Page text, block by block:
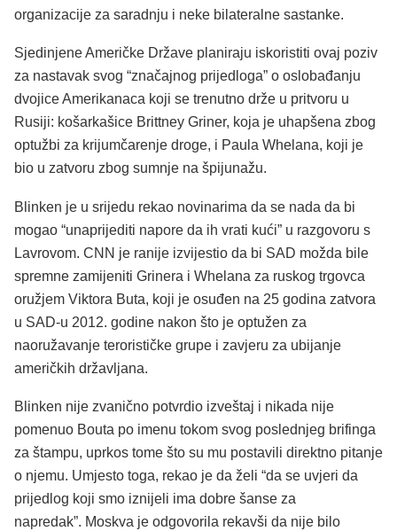
organizacije za saradnju i neke bilateralne sastanke.
Sjedinjene Američke Države planiraju iskoristiti ovaj poziv
za nastavak svog “značajnog prijedloga” o oslobađanju
dvojice Amerikanaca koji se trenutno drže u pritvoru u
Rusiji: košarkašice Brittney Griner, koja je uhapšena zbog
optužbi za krijumčarenje droge, i Paula Whelana, koji je
bio u zatvoru zbog sumnje na špijunažu.
Blinken je u srijedu rekao novinarima da se nada da bi
mogao “unaprijediti napore da ih vrati kući” u razgovoru s
Lavrovom. CNN je ranije izvijestio da bi SAD možda bile
spremne zamijeniti Grinera i Whelana za ruskog trgovca
oružjem Viktora Buta, koji je osuđen na 25 godina zatvora
u SAD-u 2012. godine nakon što je optužen za
naoružavanje terorističke grupe i zavjeru za ubijanje
američkih državljana.
Blinken nije zvanično potvrdio izveštaj i nikada nije
pomenuo Bouta po imenu tokom svog poslednjeg brifinga
za štampu, uprkos tome što su mu postavili direktno pitanje
o njemu. Umjesto toga, rekao je da želi “da se uvjeri da
prijedlog koji smo iznijeli ima dobre šanse za
napredak”. Moskva je odgovorila rekavši da nije bilo